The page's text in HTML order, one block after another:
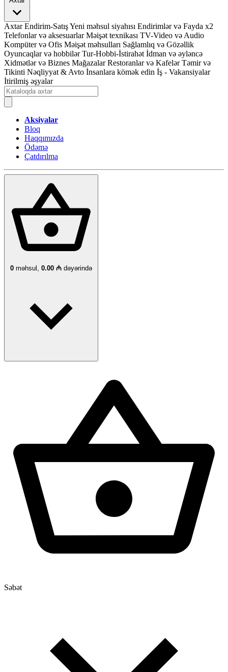
Axtar Endirim-SatışYeni məhsul siyahısı Endirimlər və Fayda x2
Telefonlar və aksesuarlar Məişət texnikası TV-Video və Audio
Kompüter və Ofis Məişət məhsulları Sağlamlıq və Gözəllik
Oyuncaqlar və hobbilər Tur-Hobbi-İstirahət İdman və əyləncə
Xidmətlər və Biznes Mağazalar Restoranlar və Kafelər Təmir və
Tikinti Nəqliyyat & Avto İnsanlara kömək edin İş - Vakansiyalar
İtirilmiş əşyalar
Aksiyalar
Bloq
Haqqımızda
Ödəmə
Çatdırılma
0 məhsul, 0.00 ₼ dəyərində
Səbət